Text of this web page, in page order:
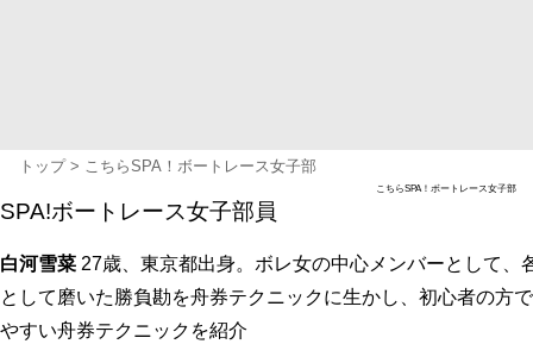
トップ こちらSPA！ボートレース女子部
こちらSPA！ボートレース女子部
SPA!ボートレース女子部員
白河雪菜 27歳、東京都出身。ボレ女の中心メンバーとして
として磨いた勝負勘を舟券テクニックに生かし、初心者の方
やすい舟券テクニックを紹介